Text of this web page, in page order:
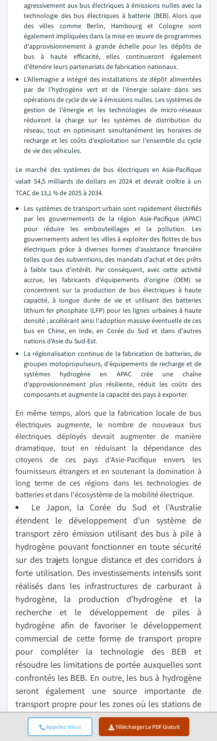
Appelez-Nous Télécharger Le PDF Gratuit
agressivement aux bus électriques à émissions nulles avec la
technologie des bus électriques à batterie (BEB). Alors que
des villes comme Berlin, Hambourg et Cologne sont
également impliquées dans la mise en œuvre de programmes
d'approvisionnement à grande échelle pour les dépôts de
bus à haute efficacité, elles continueront également
d'étendre leurs partenariats de fabrication nationaux.
L'Allemagne a intégré des installations de dépôt alimentées
par de l'hydrogène vert et de l'énergie solaire dans ses
opérations de cycle de vie à émissions nulles. Les systèmes de
gestion de l'énergie et les technologies de micro-réseaux
réduiront la charge sur les systèmes de distribution du
réseau, tout en optimisant simultanément les horaires de
recharge et les coûts d'exploitation sur l'ensemble du cycle
de vie des véhicules.
Le marché des systèmes de bus électriques en Asie-Pacifique
valait 54,5 milliards de dollars en 2024 et devrait croître à un
TCAC de 13,1 % de 2025 à 2034.
Les systèmes de transport urbain sont rapidement électrifiés
par les gouvernements de la région Asie-Pacifique (APAC)
pour réduire les embouteillages et la pollution. Les
gouvernements aident les villes à exploiter des flottes de bus
électriques grâce à diverses formes d'assistance financière
telles que des subventions, des mandats d'achat et des prêts
à faible taux d'intérêt. Par conséquent, avec cette activité
accrue, les fabricants d'équipements d'origine (OEM) se
concentrent sur la production de bus électriques à haute
capacité, à longue durée de vie et utilisant des batteries
lithium fer phosphate (LFP) pour les lignes urbaines à haute
densité ; accélérant ainsi l'adoption massive éventuelle de ces
bus en Chine, en Inde, en Corée du Sud et dans d'autres
nations d'Asie du Sud-Est.
La régionalisation continue de la fabrication de batteries, de
groupes motopropulseurs, d'équipements de recharge et de
systèmes hydrogène en APAC crée une chaîne
d'approvisionnement plus résiliente, réduit les coûts des
composants et augmente la capacité des pays à exporter.
En même temps, alors que la fabrication locale de bus
électriques augmente, le nombre de nouveaux bus
électriques déployés devrait augmenter de manière
dramatique, tout en réduisant la dépendance des
citoyens de ces pays d'Asie-Pacifique envers les
fournisseurs étrangers et en soutenant la domination à
long terme de ces régions dans les technologies de
batteries et dans l'écosystème de la mobilité électrique.
Le Japon, la Corée du Sud et l'Australie
étendent le développement d'un système de
transport zéro émission utilisant des bus à pile à
hydrogène pouvant fonctionner en toute sécurité
sur des trajets longue distance et des corridors à
forte utilisation. Des investissements intensifs sont
réalisés dans les infrastructures de carburant à
hydrogène, la production d'hydrogène et la
recherche et le développement de piles à
hydrogène afin de favoriser le développement
commercial de cette forme de transport propre
pour compléter la technologie des BEB et
résoudre les limitations de portée auxquelles sont
confrontés les BEB. En outre, les bus à hydrogène
seront également une source importante de
transport propre pour les zones où les stations de
recharge sont soit trop éloignées, soit
inaccessibles.